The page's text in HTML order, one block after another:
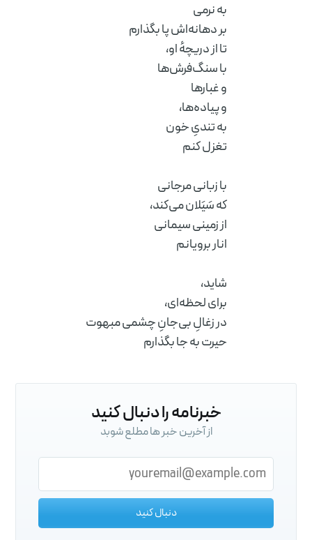
به نرمی
بر دهانه‌اش پا بگذارم
تا از دریچهٔ او،
با سنگ‌فرش‌ها
و غبارها
و پیاده‌ها،
به تندیِ خون
تغزل کنم
با زبانی مرجانی
که سَیَلان می‌کند،
از زمینی سیمانی
انار برویانم
شاید،
برای لحظه‌ای،
در زغالِ بی‌جانِ چشمی مبهوت
حیرت به جا بگذارم
خبرنامه را دنبال کنید
از آخرین خبر ها مطلع شوبد
دنبال کنید
Subscribe to
به روز باشید! آخرین خبر ها و بهترین
دنبال کنید